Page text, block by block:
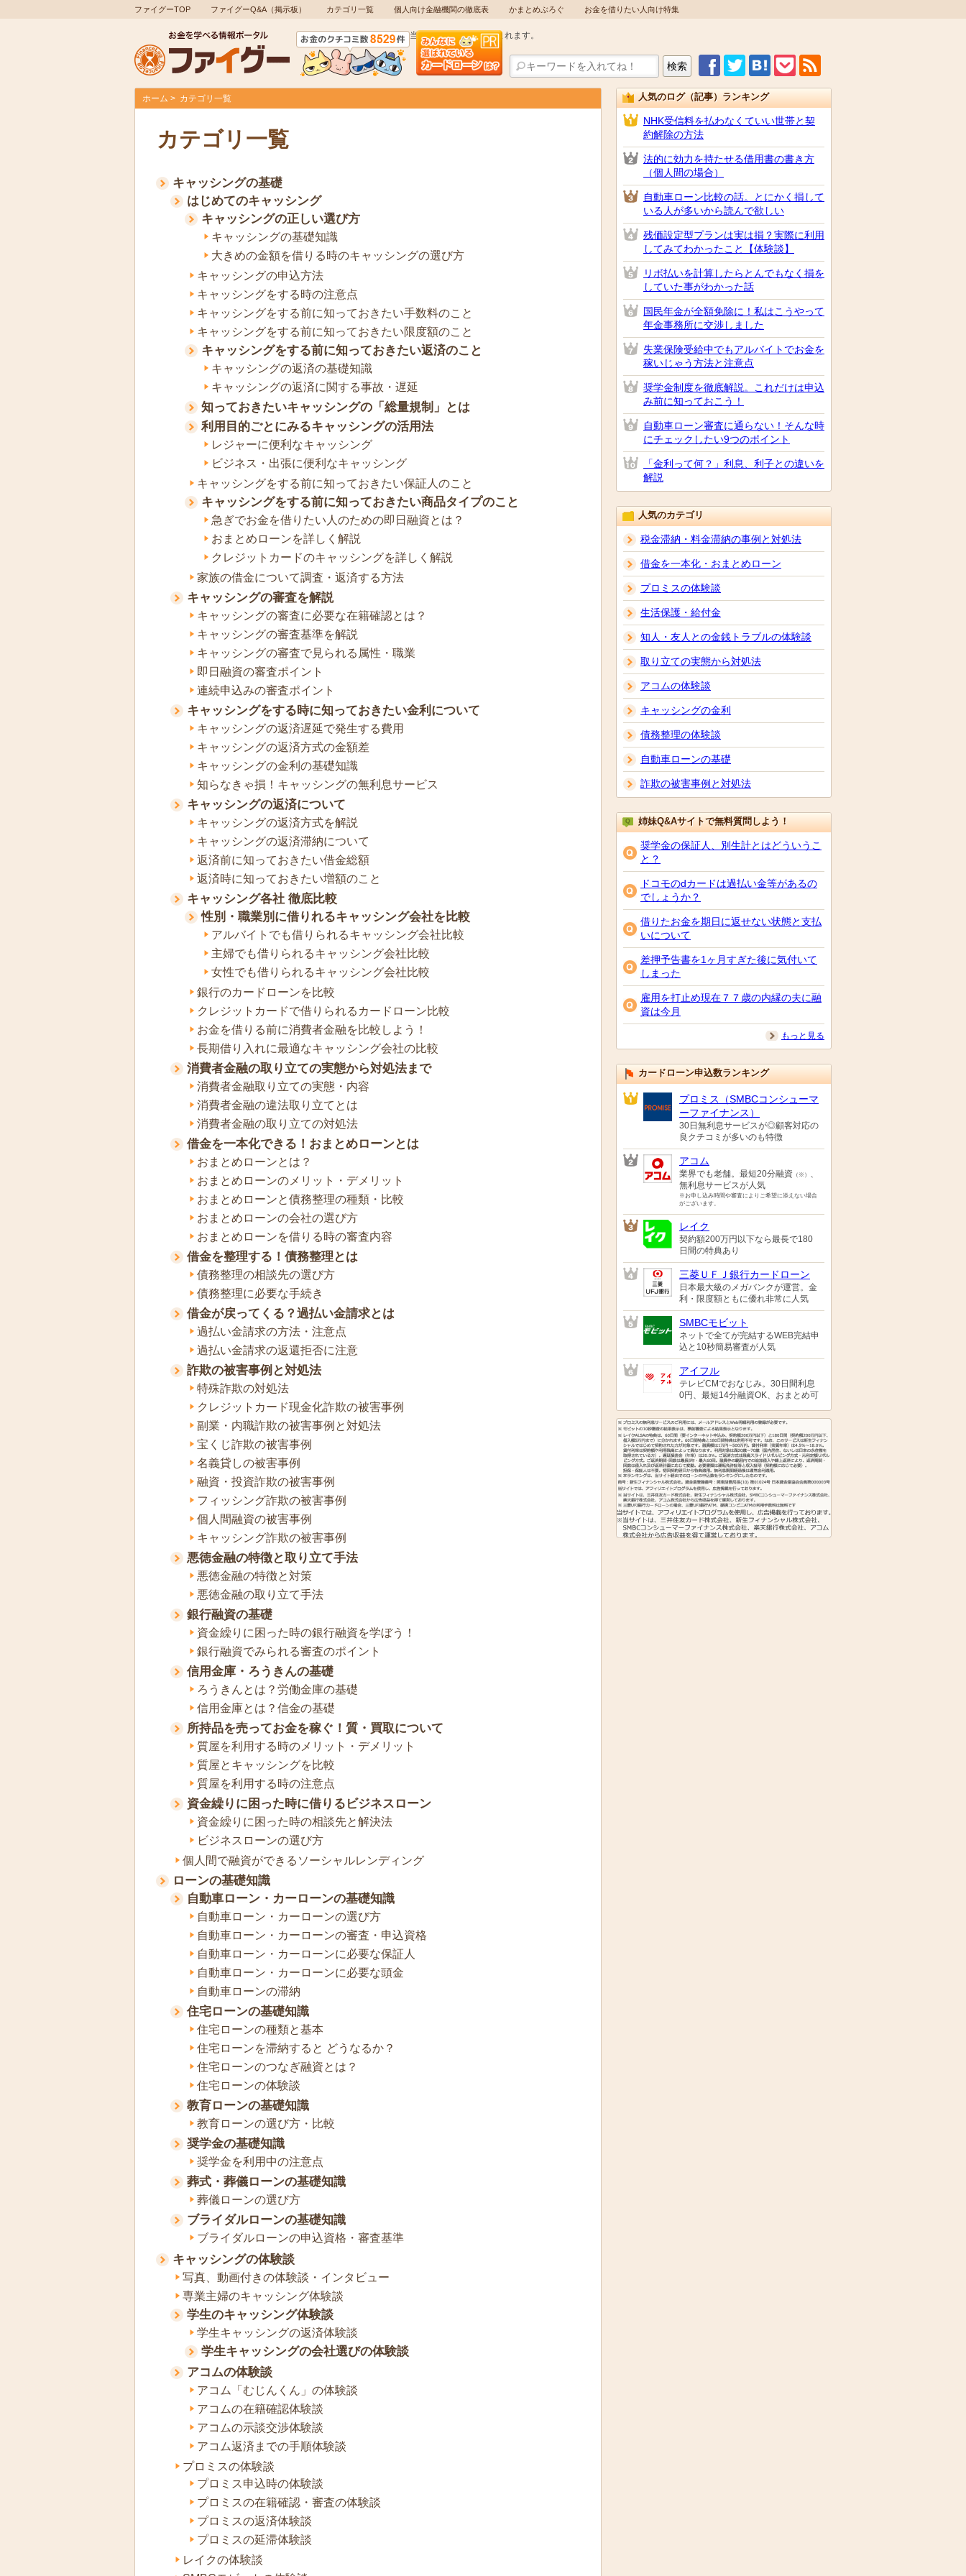
ファイグーTOP ファイグーQ&A（掲示板） カテゴリ一覧 個人向け金融機関の徹底表 かまとめぶろぐ お金を借りたい人向け特集
当サイトには広告が含まれます。
ホーム カテゴリ一覧
カテゴリ一覧
キャッシングの基礎
はじめてのキャッシング
キャッシングの正しい選び方
キャッシングの基礎知識
大きめの金額を借りる時のキャッシングの選び方
キャッシングの申込方法
キャッシングをする時の注意点
キャッシングをする前に知っておきたい手数料のこと
キャッシングをする前に知っておきたい限度額のこと
キャッシングをする前に知っておきたい返済のこと
キャッシングの返済の基礎知識
キャッシングの返済に関する事故・遅延
知っておきたいキャッシングの「総量規制」とは
利用目的ごとにみるキャッシングの活用法
レジャーに便利なキャッシング
ビジネス・出張に便利なキャッシング
キャッシングをする前に知っておきたい保証人のこと
キャッシングをする前に知っておきたい商品タイプのこと
急ぎでお金を借りたい人のための即日融資とは？
おまとめローンを詳しく解説
クレジットカードのキャッシングを詳しく解説
家族の借金について調査・返済する方法
キャッシングの審査を解説
キャッシングの審査に必要な在籍確認とは？
キャッシングの審査基準を解説
キャッシングの審査で見られる属性・職業
即日融資の審査ポイント
連続申込みの審査ポイント
キャッシングをする時に知っておきたい金利について
キャッシングの返済遅延で発生する費用
キャッシングの返済方式の金額差
キャッシングの金利の基礎知識
知らなきゃ損！キャッシングの無利息サービス
キャッシングの返済について
キャッシングの返済方式を解説
キャッシングの返済滞納について
返済前に知っておきたい借金総額
返済時に知っておきたい増額のこと
キャッシング各社 徹底比較
性別・職業別に借りれるキャッシング会社を比較
アルバイトでも借りられるキャッシング会社比較
主婦でも借りられるキャッシング会社比較
女性でも借りられるキャッシング会社比較
銀行のカードローンを比較
クレジットカードで借りられるカードローン比較
お金を借りる前に消費者金融を比較しよう！
長期借り入れに最適なキャッシング会社の比較
消費者金融の取り立ての実態から対処法まで
消費者金融取り立ての実態・内容
消費者金融の違法取り立てとは
消費者金融の取り立ての対処法
借金を一本化できる！おまとめローンとは
おまとめローンとは？
おまとめローンのメリット・デメリット
おまとめローンと債務整理の種類・比較
おまとめローンの会社の選び方
おまとめローンを借りる時の審査内容
借金を整理する！債務整理とは
債務整理の相談先の選び方
債務整理に必要な手続き
借金が戻ってくる？過払い金請求とは
過払い金請求の方法・注意点
過払い金請求の返還拒否に注意
詐欺の被害事例と対処法
特殊詐欺の対処法
クレジットカード現金化詐欺の被害事例
副業・内職詐欺の被害事例と対処法
宝くじ詐欺の被害事例
名義貸しの被害事例
融資・投資詐欺の被害事例
フィッシング詐欺の被害事例
個人間融資の被害事例
キャッシング詐欺の被害事例
悪徳金融の特徴と取り立て手法
悪徳金融の特徴と対策
悪徳金融の取り立て手法
銀行融資の基礎
資金繰りに困った時の銀行融資を学ぼう！
銀行融資でみられる審査のポイント
信用金庫・ろうきんの基礎
ろうきんとは？労働金庫の基礎
信用金庫とは？信金の基礎
所持品を売ってお金を稼ぐ！質・買取について
質屋を利用する時のメリット・デメリット
質屋とキャッシングを比較
質屋を利用する時の注意点
資金繰りに困った時に借りるビジネスローン
資金繰りに困った時の相談先と解決法
ビジネスローンの選び方
個人間で融資ができるソーシャルレンディング
ローンの基礎知識
自動車ローン・カーローンの基礎知識
自動車ローン・カーローンの選び方
自動車ローン・カーローンの審査・申込資格
自動車ローン・カーローンに必要な保証人
自動車ローン・カーローンに必要な頭金
自動車ローンの滞納
住宅ローンの基礎知識
住宅ローンの種類と基本
住宅ローンを滞納すると どうなるか？
住宅ローンのつなぎ融資とは？
住宅ローンの体験談
教育ローンの基礎知識
教育ローンの選び方・比較
奨学金の基礎知識
奨学金を利用中の注意点
葬式・葬儀ローンの基礎知識
葬儀ローンの選び方
ブライダルローンの基礎知識
ブライダルローンの申込資格・審査基準
キャッシングの体験談
写真、動画付きの体験談・インタビュー
専業主婦のキャッシング体験談
学生のキャッシング体験談
学生キャッシングの返済体験談
学生キャッシングの会社選びの体験談
アコムの体験談
アコム「むじんくん」の体験談
アコムの在籍確認体験談
アコムの示談交渉体験談
アコム返済までの手順体験談
プロミスの体験談
プロミス申込時の体験談
プロミスの在籍確認・審査の体験談
プロミスの返済体験談
プロミスの延滞体験談
レイクの体験談
人気のログ（記事）ランキング
NHK受信料を払わなくていい世帯と契
約解除の方法
法的に効力を持たせる借用書の書き方
（個人間の場合）
自動車ローン比較の話。とにかく損して
いる人が多いから読んで欲しい
残価設定型プランは実は損？実際に利用
してみてわかったこと【体験談】
リボ払いを計算したらとんでもなく損を
していた事がわかった話
国民年金が全額免除に！私はこうやって
年金事務所に交渉しました
失業保険受給中でもアルバイトでお金を
稼いじゃう方法と注意点
奨学金制度を徹底解説。これだけは申込
み前に知っておこう！
自動車ローン審査に通らない！そんな時
にチェックしたい9つのポイント
「金利って何？」利息、利子との違いを
解説
人気のカテゴリ
税金滞納・料金滞納の事例と対処法
借金を一本化・おまとめローン
プロミスの体験談
生活保護・給付金
知人・友人との金銭トラブルの体験談
取り立ての実態から対処法
アコムの体験談
キャッシングの金利
債務整理の体験談
自動車ローンの基礎
詐欺の被害事例と対処法
姉妹Q&Aサイトで無料質問しよう！
奨学金の保証人、別生計とはどういうこ
と？
ドコモのdカードは過払い金等があるの
でしょうか？
借りたお金を期日に返せない状態と支払
いについて
差押予告書を1ヶ月すぎた後に気付いて
しまった
雇用を打止め現在７７歳の内縁の夫に融
資は今月
もっと見る
カードローン申込数ランキング
プロミス（SMBCコンシューマ
ーファイナンス）
30日無利息サービスが◎顧客対応の
良クチコミが多いのも特徴
アコム
業界でも老舗。最短20分融資 （※）
無利息サービスが人気
※お申し込み時間や審査によりご希望に添えない場合
がございます。
レイク
契約額200万円以下なら最長で180
日間の特典あり
三菱ＵＦＪ銀行カードローン
日本最大級のメガバンクが運営。金
利・限度額ともに優れ非常に人気
SMBCモビット
ネットで全てが完結するWEB完結申
込と10秒簡易審査が人気
アイフル
テレビCMでおなじみ。30日間利息
0円、最短14分融資OK、おまとめ可